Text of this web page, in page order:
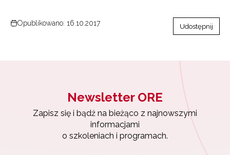
Opublikowano: 16.10.2017 Udostępnij
Newsletter ORE
Zapisz się i bądź na bieżąco z najnowszymi
informacjami
o szkoleniach i programach.
Wyrażam zgodę na przetwarzanie moich danych osobowych
ORE w celach marketingowych.